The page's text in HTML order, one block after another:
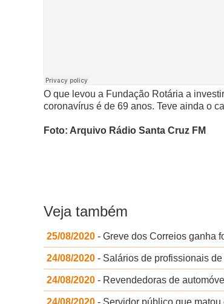
O que levou a Fundação Rotária a
coronavírus é de 69 anos. Teve ainda o
Foto: Arquivo Rádio Santa Cruz FM
Veja também
25/08/2020 - Greve dos Correios ganha
24/08/2020 - Salários de profissionais
24/08/2020 - Revendedoras de